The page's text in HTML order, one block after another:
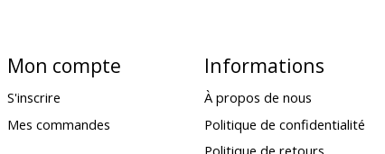
Mon compte
S'inscrire
Mes commandes
Informations
À propos de nous
Politique de confidentialité
Politique de retours